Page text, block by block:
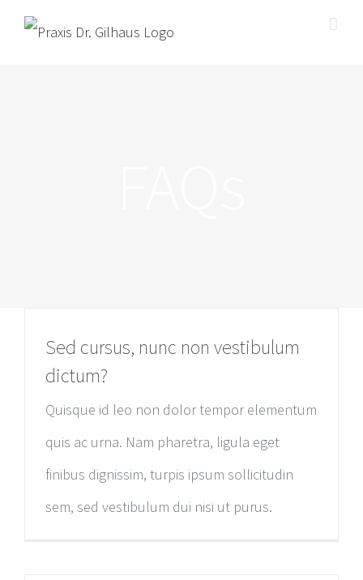
Zum
Sed cursus, nunc non vestibulum
dictum?
Quisque id leo non dolor tempor elementum
quis ac urna. Nam pharetra, ligula eget
finibus dignissim, turpis ipsum sollicitudin
sem, sed vestibulum dui nisi ut purus.